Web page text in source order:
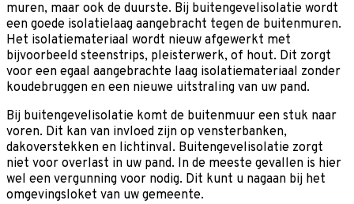
muren, maar ook de duurste. Bij buitengevelisolatie wordt
een goede isolatielaag aangebracht tegen de buitenmuren.
Het isolatiemateriaal wordt nieuw afgewerkt met
bijvoorbeeld steenstrips, pleisterwerk, of hout. Dit zorgt
voor een egaal aangebrachte laag isolatiemateriaal zonder
koudebruggen en een nieuwe uitstraling van uw pand.
Bij buitengevelisolatie komt de buitenmuur een stuk naar
voren. Dit kan van invloed zijn op vensterbanken,
dakoverstekken en lichtinval. Buitengevelisolatie zorgt
niet voor overlast in uw pand. In de meeste gevallen is hier
wel een vergunning voor nodig. Dit kunt u nagaan bij het
omgevingsloket van uw gemeente.